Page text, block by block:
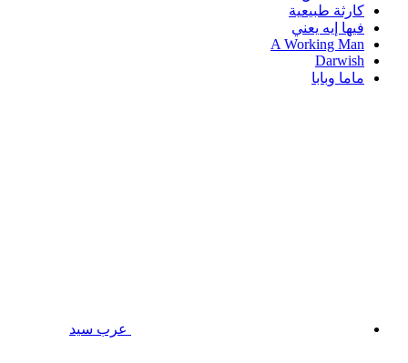
كارثة طبيعية
فيها إيه يعني
A Working Man
Darwish
ماما وبابا
عرب سيد